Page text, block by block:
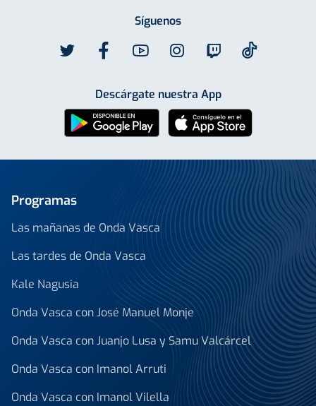
Síguenos
Descárgate nuestra App
Programas
Las mañanas de Onda Vasca
Las tardes de Onda Vasca
Kale Nagusia
Onda Vasca con José Manuel Monje
Onda Vasca con Juanjo Lusa y Samu Valcárcel
Onda Vasca con Imanol Arruti
Onda Vasca con Imanol Vilella